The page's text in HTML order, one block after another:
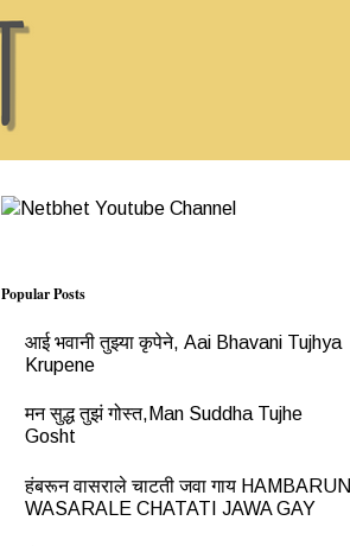
Popular Posts
आई भवानी तुझ्या कृपेने, Aai Bhavani Tujhya
Krupene
मन सुद्ध तुझं गोस्त,Man Suddha Tujhe
Gosht
हंबरून वासराले चाटती जवा गाय HAMBARUN
WASARALE CHATATI JAWA GAY